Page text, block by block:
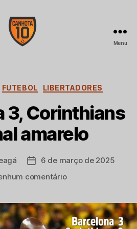
Menu
Categorias
FUTEBOL LIBERTADORES
3, Corinthians
amarelo
Data6 de março de 2025
comentárioem
Corinthians
0: